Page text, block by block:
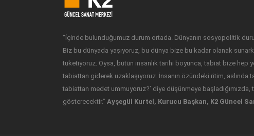
“İçinde bulunduğumuz durum ortada. Dünyanın sosyopolitik
Biz bu dünyada yaşıyoruz, bu dünya bize bu kadar olanak
tüketiyoruz. Oysa, bütün insanlık tarihi boyunca, tabiat bize hep
tabiattan giderek uzaklaşıyoruz. İnsanın özündeki ritim, aslında
tabiattan medet ummuyoruz?’ diye düşünmeye başladığımızda,
gösterecektir.” Ayşegül Kurtel, Kurucu Başkan, K2 Güncel